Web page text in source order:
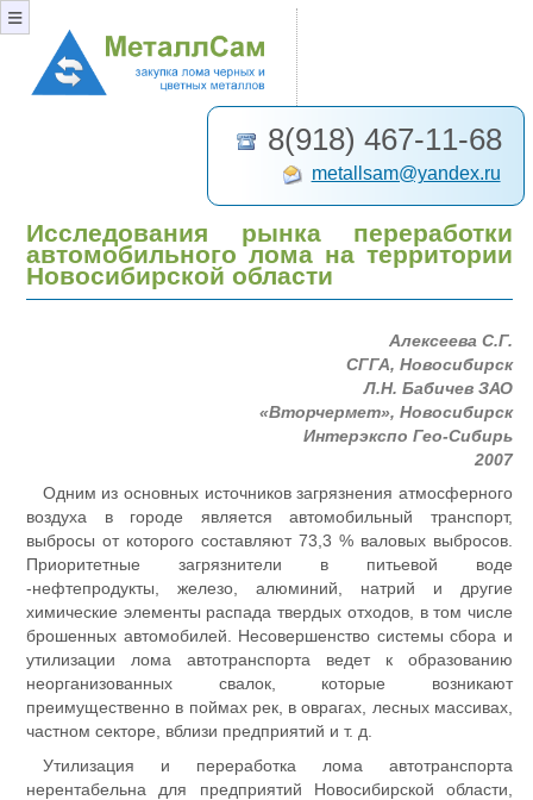
8(918) 467-11-68
metallsam@yandex.ru
≡
Исследования рынка переработки
автомобильного лома на территории
Новосибирской области
Алексеева С.Г.
СГГА, Новосибирск
Л.Н. Бабичев ЗАО
«Вторчермет», Новосибирск
Интерэкспо Гео-Сибирь
2007
Одним из основных источников загрязнения атмосферного
воздуха в городе является автомобильный транспорт,
выбросы от которого составляют 73,3 % валовых выбросов.
Приоритетные загрязнители в питьевой воде
-нефтепродукты, железо, алюминий, натрий и другие
химические элементы распада твердых отходов, в том числе
брошенных автомобилей. Несовершенство системы сбора и
утилизации лома автотранспорта ведет к образованию
неорганизованных свалок, которые возникают
преимущественно в поймах рек, в оврагах, лесных массивах,
частном секторе, вблизи предприятий и т. д.
Утилизация и переработка лома автотранспорта
нерентабельна для предприятий Новосибирской области,